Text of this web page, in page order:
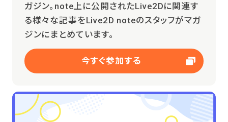
ガジン。note上に公開されたLive2Dに関連す
る様々な記事をLive2D noteのスタッフがマガ
ジンにまとめています。
今すぐ参加する